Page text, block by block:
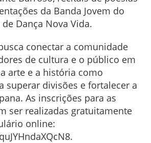
da Banda Jovem do
Dança Nova Vida.
conectar a comunidade
de cultura e o público em
arte e a história como
superar divisões e fortalecer a
As inscrições para as
ser realizadas gratuitamente
online: